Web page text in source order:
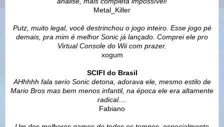
Metal_Killer
Putz, muito legal, você destrinchou o jogo inteiro. Esse jogo pé
demais, pra mim é melhor Sonic já lançado. Comprei ele pro
Virtual Console do Wii com prazer.
xogum
SCIFI do Brasil
AHhhhh fala serio Sonic detona, adorava ele, mesmo estilo de
Mario Bros mas bem menos infantil, na época ele era altamente
radical....
Fabiano